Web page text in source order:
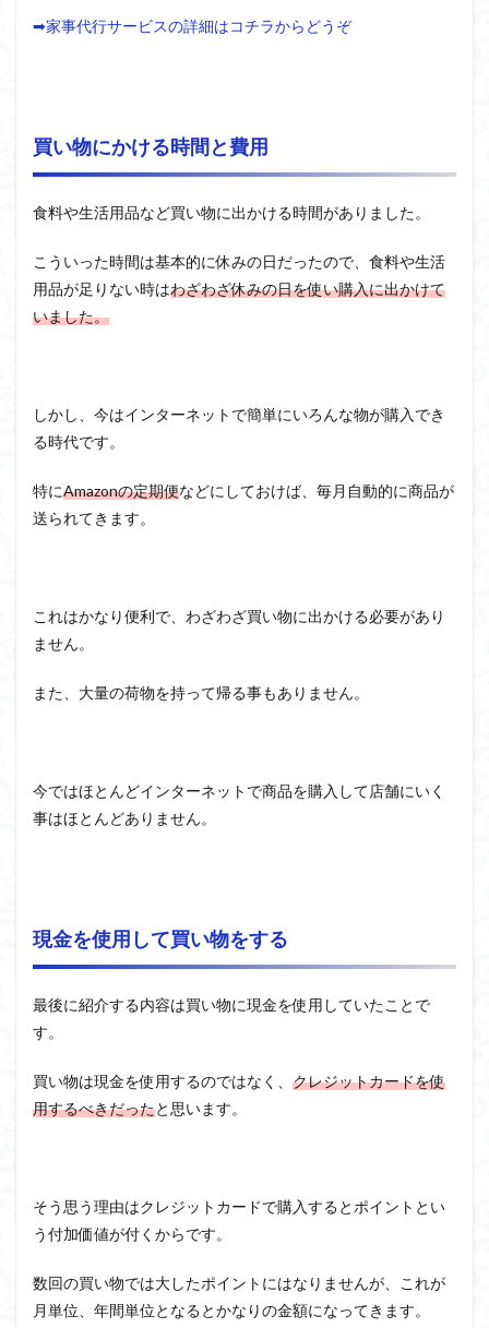
➡家事代行サービスの詳細はコチラからどうぞ
買い物にかける時間と費用
食料や生活用品など買い物に出かける時間がありました。
こういった時間は基本的に休みの日だったので、食料や生活
用品が足りない時はわざわざ休みの日を使い購入に出かけて
いました。
しかし、今はインターネットで簡単にいろんな物が購入でき
る時代です。
特にAmazonの定期便などにしておけば、毎月自動的に商品が
送られてきます。
これはかなり便利で、わざわざ買い物に出かける必要があり
ません。
また、大量の荷物を持って帰る事もありません。
今ではほとんどインターネットで商品を購入して店舗にいく
事はほとんどありません。
現金を使用して買い物をする
最後に紹介する内容は買い物に現金を使用していたことで
す。
買い物は現金を使用するのではなく、 クレジットカードを使
用するべきだったと思います。
そう思う理由はクレジットカードで購入するとポイントとい
う付加価値が付くからです。
数回の買い物では大したポイントにはなりませんが、これが
月単位、年間単位となるとかなりの金額になってきます。